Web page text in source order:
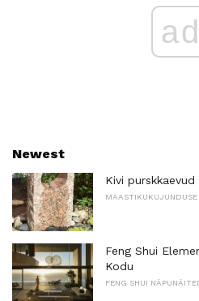
ad
Newest
Kivi purskkaevud
MAASTIKUKUJUNDUSE
Feng Shui
Kodu
FENG SHUI